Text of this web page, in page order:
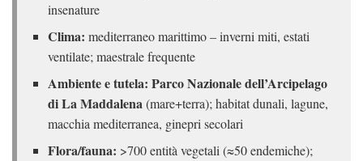
insenature
Clima: mediterraneo marittimo – inverni miti, estati
ventilate; maestrale frequente
Ambiente e tutela: Parco Nazionale dell’Arcipelago
di La Maddalena(mare+terra); habitat dunali, lagune,
macchia mediterranea, ginepri secolari
Flora/fauna: >700 entità vegetali (≈50 endemiche);